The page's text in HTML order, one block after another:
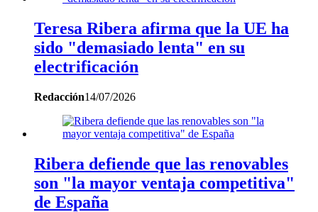
Teresa Ribera afirma que la UE ha
sido "demasiado lenta" en su
electrificación
Redacción14/07/2026
Ribera defiende que las renovables
son "la mayor ventaja competitiva"
de España